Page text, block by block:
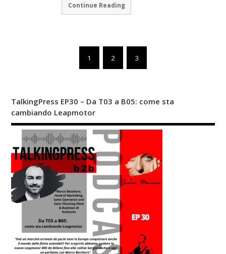
Continue Reading
1 2 3
TalkingPress EP30 – Da T03 a B05: come sta
cambiando Leapmotor